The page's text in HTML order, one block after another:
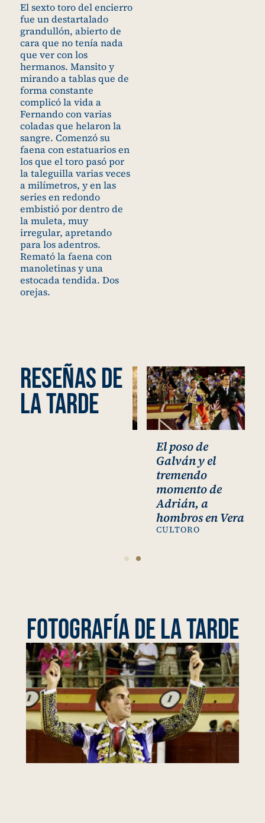
El sexto toro del encierro
fue un destartalado
grandullón, abierto de
cara que no tenía nada
que ver con los
hermanos. Mansito y
mirando a tablas que de
forma constante
complicó la vida a
Fernando con varias
coladas que helaron la
sangre. Comenzó su
faena con estatuarios en
los que el toro pasó por
la taleguilla varias veces
a milímetros, y en las
series en redondo
embistió por dentro de
la muleta, muy
irregular, apretando
para los adentros.
Remató la faena con
manoletinas y una
estocada tendida. Dos
orejas.
RESEÑAS DE
LA TARDE
El poso de
Galván y el
tremendo
momento de
Adrián, a
hombros en Vera
CULTORO
FOTOGRAFÍA DE LA TARDE